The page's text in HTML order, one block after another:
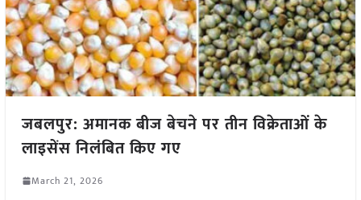
जबलपुर: अमानक बीज बेचने पर तीन विक्रेताओं के
लाइसेंस निलंबित किए गए
March 21, 2026